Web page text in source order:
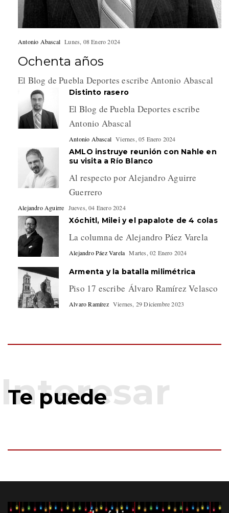
Antonio Abascal Lunes, 08 Enero 2024
Ochenta años
El Blog de Puebla Deportes escribe Antonio Abascal
Distinto rasero
El Blog de Puebla Deportes escribe
Antonio Abascal
Antonio Abascal Viernes, 05 Enero 2024
AMLO instruye reunión con Nahle en
su visita a Río Blanco
Al respecto por Alejandro Aguirre
Guerrero
Alejandro Aguirre Jueves, 04 Enero 2024
Xóchitl, Milei y el papalote de 4 colas
La columna de Alejandro Páez Varela
Alejandro Páez Varela Martes, 02 Enero 2024
Armenta y la batalla milimétrica
Piso 17 escribe Álvaro Ramírez Velasco
Alvaro Ramírez Viernes, 29 Diciembre 2023
Te puede